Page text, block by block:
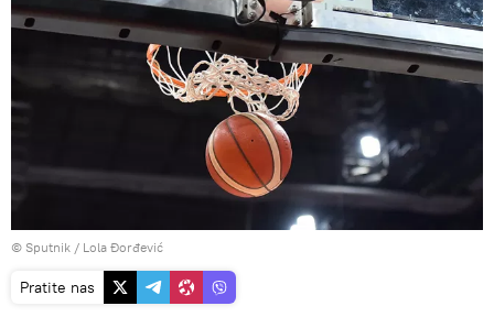
© Sputnik / Lola Đorđević
Pratite nas